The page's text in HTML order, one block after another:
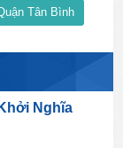
Tân Bình
Nghĩa